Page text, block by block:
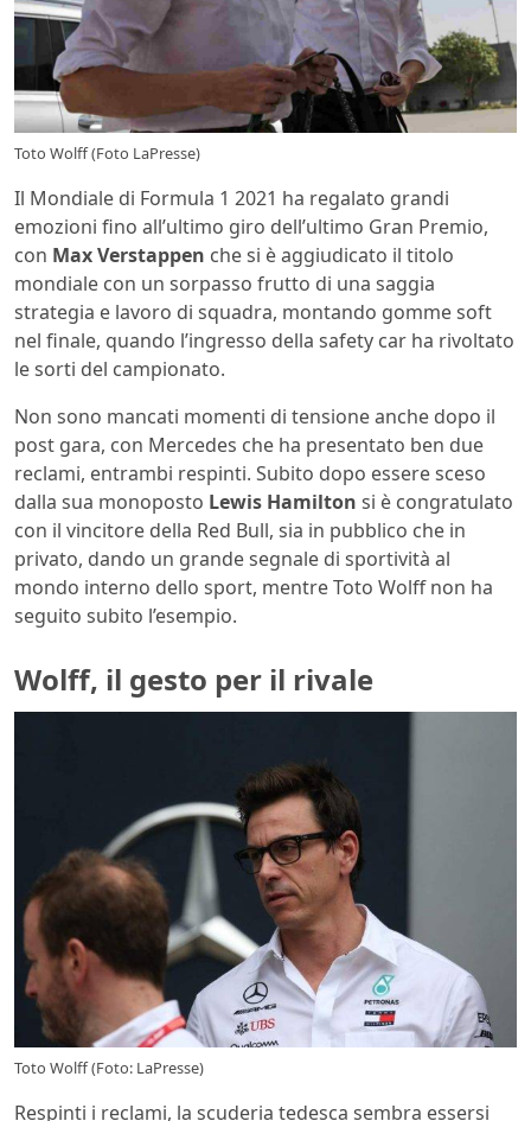
Toto Wolff (Foto LaPresse)
Il Mondiale di Formula 1 2021 ha regalato grandi
emozioni fino all’ultimo giro dell’ultimo Gran Premio,
con Max Verstappen che si è aggiudicato il titolo
mondiale con un sorpasso frutto di una saggia
strategia e lavoro di squadra, montando gomme soft
nel finale, quando l’ingresso della safety car ha rivoltato
le sorti del campionato.
Non sono mancati momenti di tensione anche dopo il
post gara, con Mercedes che ha presentato ben due
reclami, entrambi respinti. Subito dopo essere sceso
dalla sua monoposto Lewis Hamilton si è congratulato
con il vincitore della Red Bull, sia in pubblico che in
privato, dando un grande segnale di sportività al
mondo interno dello sport, mentre Toto Wolff non ha
seguito subito l’esempio.
Wolff, il gesto per il rivale
Toto Wolff (Foto: LaPresse)
Respinti i reclami, la scuderia tedesca sembra essersi